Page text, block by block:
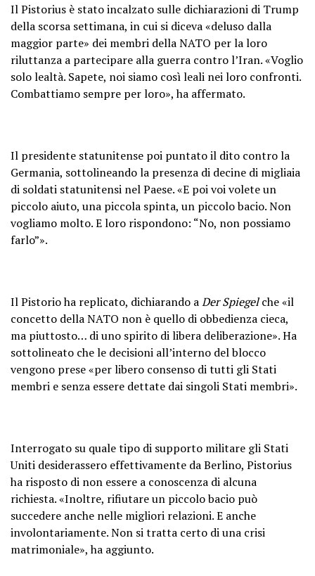
Il Pistorius è stato incalzato sulle dichiarazioni di Trump
della scorsa settimana, in cui si diceva «deluso dalla
maggior parte» dei membri della NATO per la loro
riluttanza a partecipare alla guerra contro l’Iran. «Voglio
solo lealtà. Sapete, noi siamo così leali nei loro confronti.
Combattiamo sempre per loro», ha affermato.
Il presidente statunitense poi puntato il dito contro la
Germania, sottolineando la presenza di decine di migliaia
di soldati statunitensi nel Paese. «E poi voi volete un
piccolo aiuto, una piccola spinta, un piccolo bacio. Non
vogliamo molto. E loro rispondono: “No, non possiamo
farlo”».
Il Pistorio ha replicato, dichiarando aDer Spiegelche «il
concetto della NATO non è quello di obbedienza cieca,
ma piuttosto… di uno spirito di libera deliberazione». Ha
sottolineato che le decisioni all’interno del blocco
vengono prese «per libero consenso di tutti gli Stati
membri e senza essere dettate dai singoli Stati membri».
Interrogato su quale tipo di supporto militare gli Stati
Uniti desiderassero effettivamente da Berlino, Pistorius
ha risposto di non essere a conoscenza di alcuna
richiesta. «Inoltre, rifiutare un piccolo bacio può
succedere anche nelle migliori relazioni. E anche
involontariamente. Non si tratta certo di una crisi
matrimoniale», ha aggiunto.